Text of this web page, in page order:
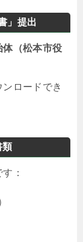
」提出
（松本市役
ロードでき
類
：